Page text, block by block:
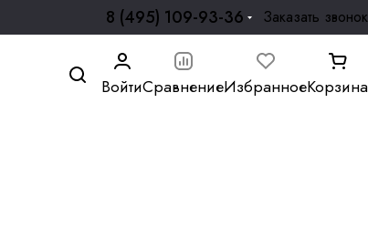
8 (495) 109-93-36 Заказать звонок
ВойтиСравнениеИзбранноеКорзина